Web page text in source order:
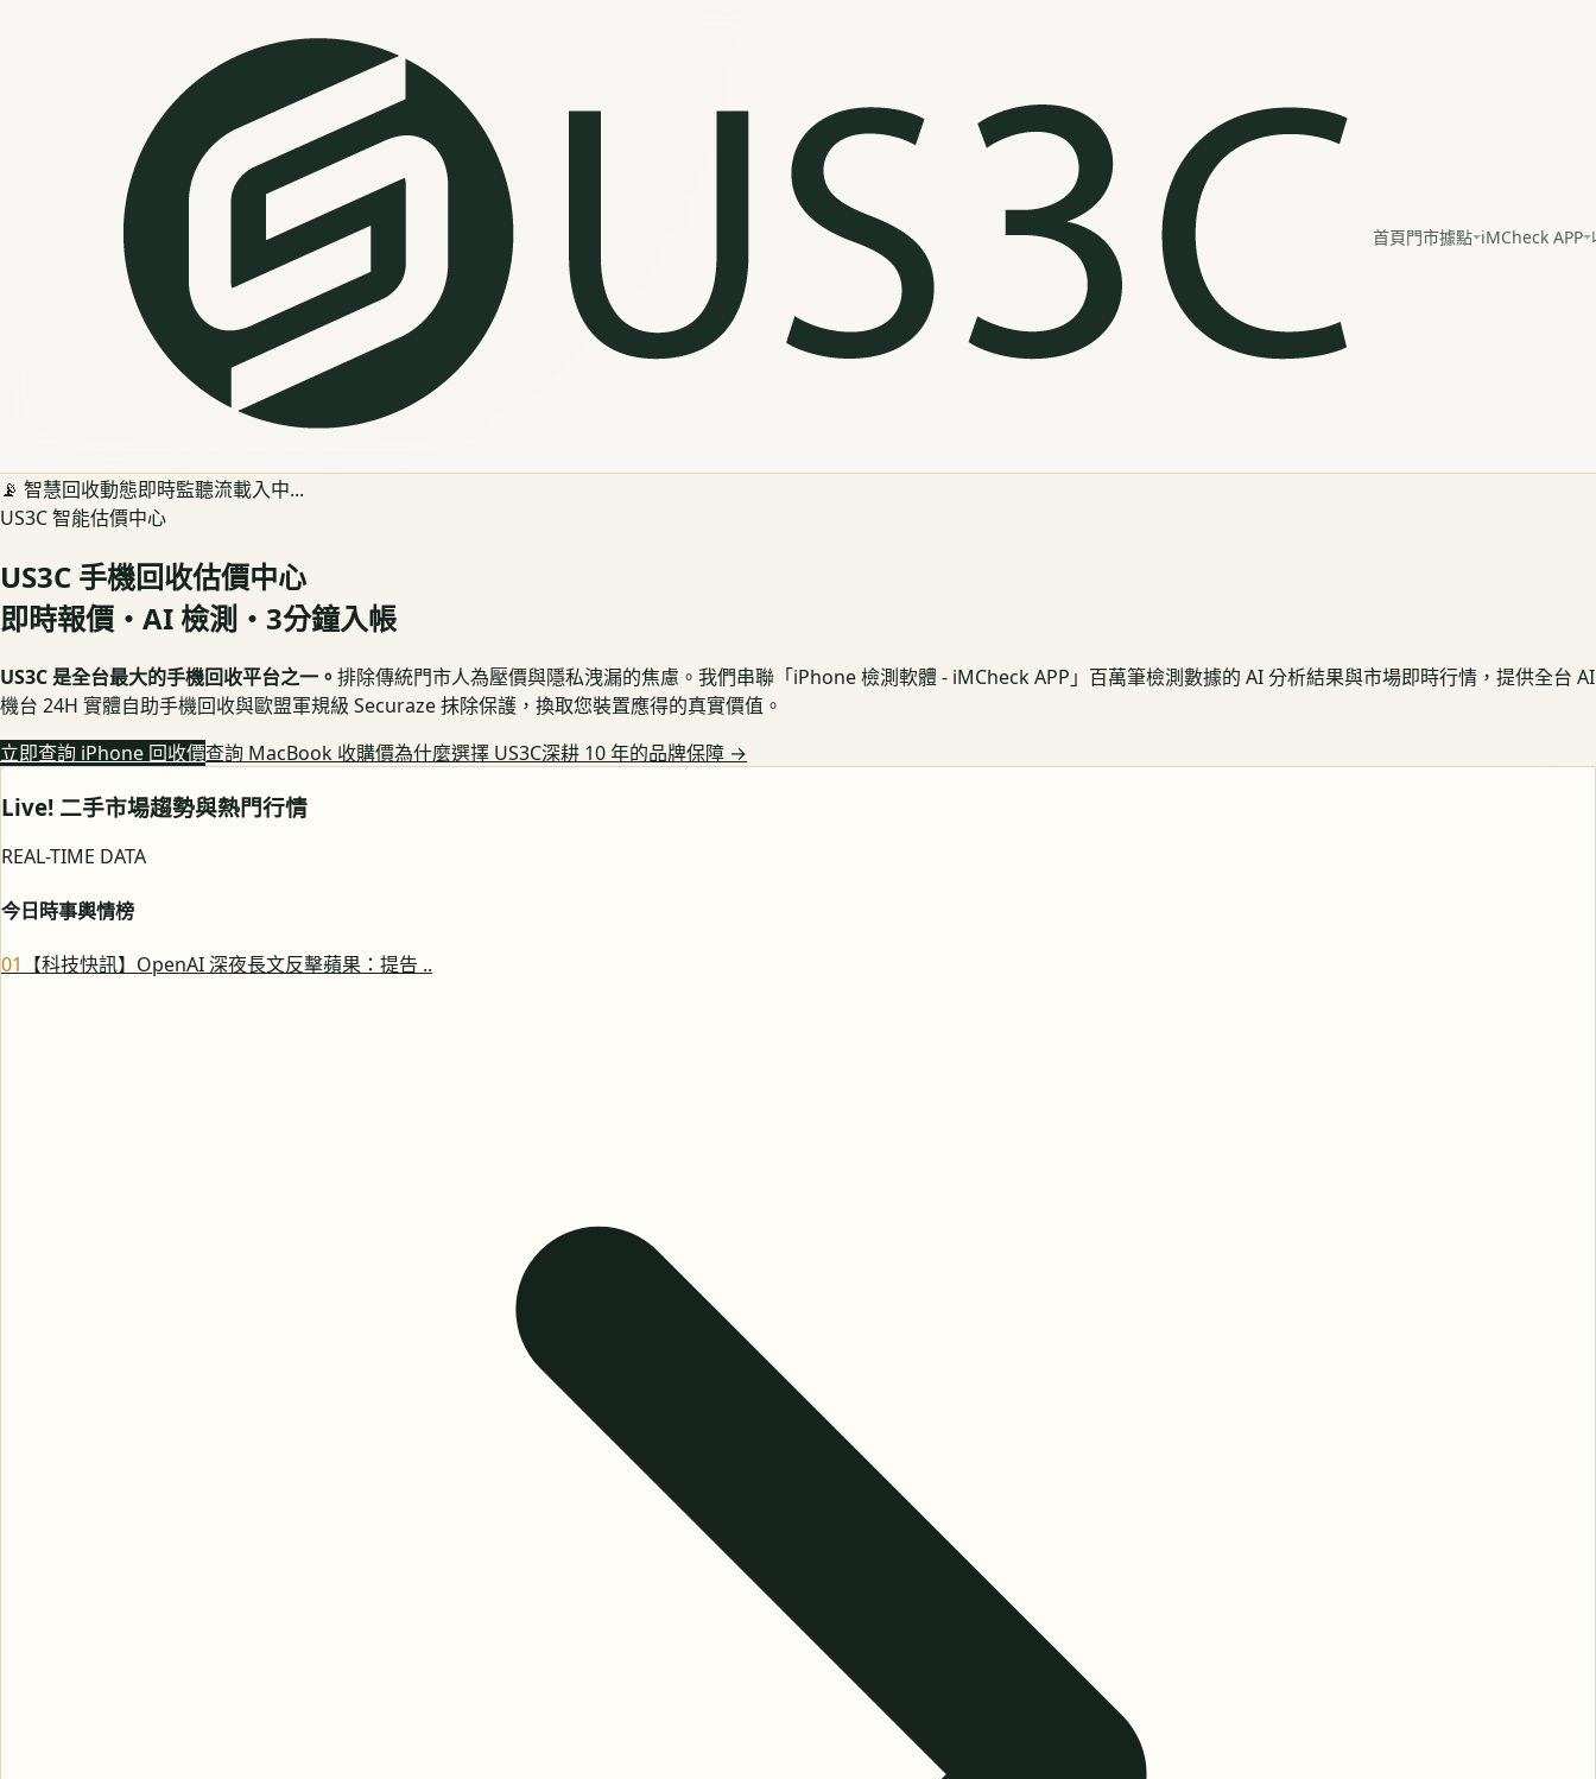
首頁門市據點 iMCheck APP
📡 智慧回收動態即時監聽流載入中...
US3C 智能估價中心
US3C 手機回收估價中心
即時報價・AI 檢測・3分鐘入帳
US3C 是全台最大的手機回收平台之一。 排除傳統門市人為壓價與隱私洩漏的焦慮。我們串聯「iPhone 檢測軟體 - iMCheck APP」百萬筆檢測數據的 AI 分析結果與市場即時行情，提供全台 AI
機台 24H 實體自助手機回收與歐盟軍規級 Securaze 抹除保護，換取您裝置應得的真實價值。
立即查詢 iPhone 回收價查詢 MacBook 收購價為什麼選擇 US3C深耕 10 年的品牌保障 →
Live! 二手市場趨勢與熱門行情
REAL-TIME DATA
今日時事輿情榜
01 【科技快訊】OpenAI 深夜長文反擊蘋果：提告 ..